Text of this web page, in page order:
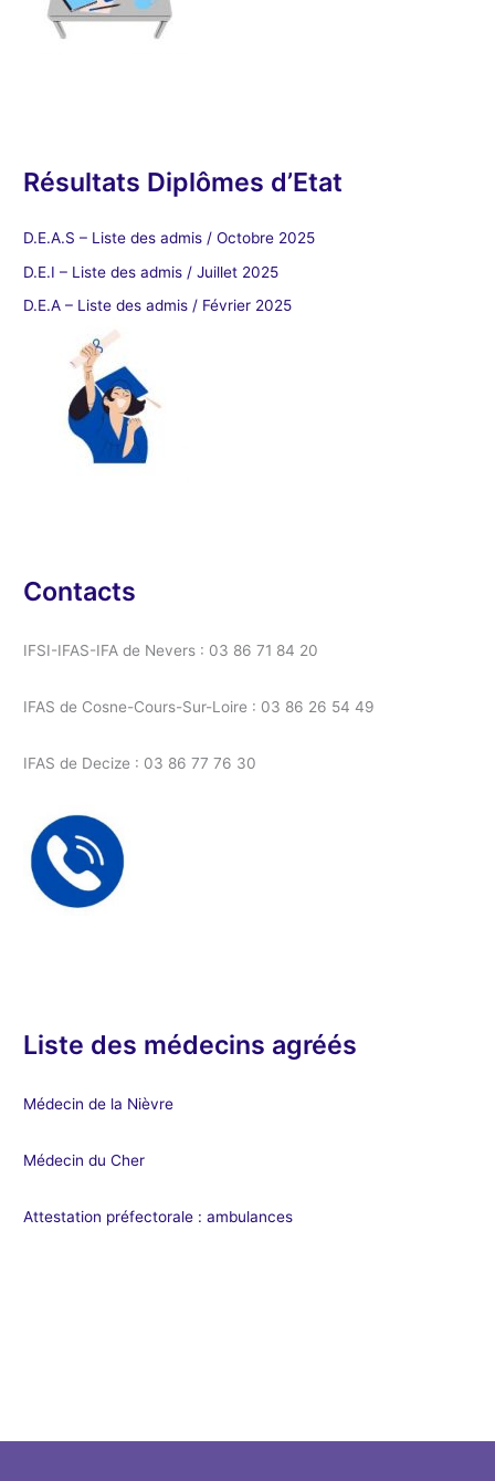
Résultats Diplômes d’Etat
D.E.A.S – Liste des admis / Octobre 2025
D.E.I – Liste des admis / Juillet 2025
D.E.A – Liste des admis / Février 2025
Contacts
IFSI-IFAS-IFA de Nevers : 03 86 71 84 20
IFAS de Cosne-Cours-Sur-Loire : 03 86 26 54 49
IFAS de Decize : 03 86 77 76 30
Liste des médecins agréés
Médecin de la Nièvre
Médecin du Cher
Attestation préfectorale : ambulances